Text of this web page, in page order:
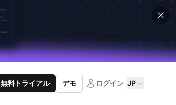
無料トライアル デモ ログイン JP